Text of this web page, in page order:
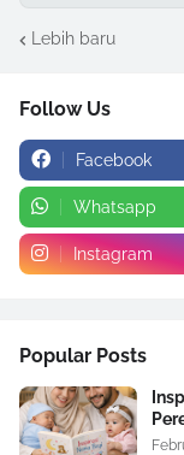
Lebih baru
Follow Us
Facebook
Whatsapp
Instagram
Popular Posts